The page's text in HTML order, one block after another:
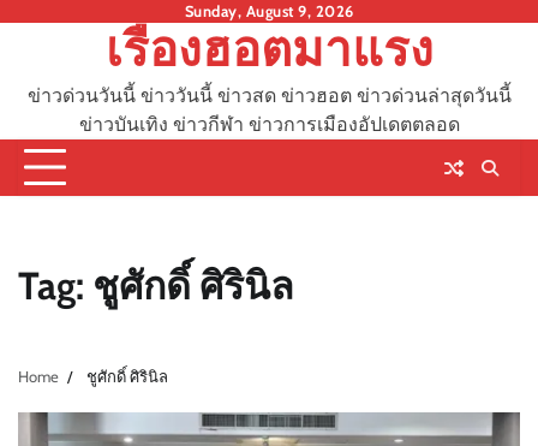
Sunday, August 9, 2026
เรื่องฮอตมาแรง
ข่าวด่วนวันนี้ ข่าววันนี้ ข่าวสด ข่าวฮอต ข่าวด่วนล่าสุดวันนี้
ข่าวบันเทิง ข่าวกีฬา ข่าวการเมืองอัปเดตตลอด
Tag: ชูศักดิ์ ศิรินิล
Home ชูศักดิ์ ศิรินิล